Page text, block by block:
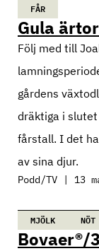
FÅR
Gula
Följ med till
gårdens
dräktiga i
fårstall. I det
av sina djur.
Podd/TV | 13
MJÖLK NÖT
Bovaer®/